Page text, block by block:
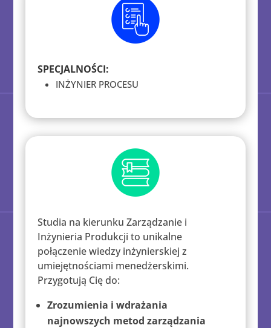
SPECJALNOŚCI:
INŻYNIER PROCESU
Studia na kierunku Zarządzanie i
Inżynieria Produkcji to unikalne
połączenie wiedzy inżynierskiej z
umiejętnościami menedżerskimi.
Przygotują Cię do:
Zrozumienia i wdrażania
najnowszych metod zarządzania